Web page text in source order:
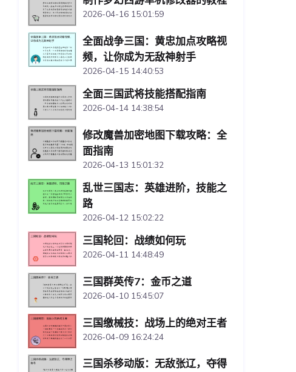
2026-04-16 15:01:59
全面战争三国：黄忠加点攻略视
频，让你成为无敌神射手
2026-04-15 14:40:53
全面三国武将技能搭配指南
2026-04-14 14:38:54
修改魔兽加密地图下载攻略：全
面指南
2026-04-13 15:01:32
乱世三国志：英雄进阶，技能之
路
2026-04-12 15:02:22
三国轮回：战绩如何玩
2026-04-11 14:48:49
三国群英传7：金币之道
2026-04-10 15:45:07
三国缴械技：战场上的绝对王者
2026-04-09 16:24:24
三国杀移动版：无敌张辽，夺得